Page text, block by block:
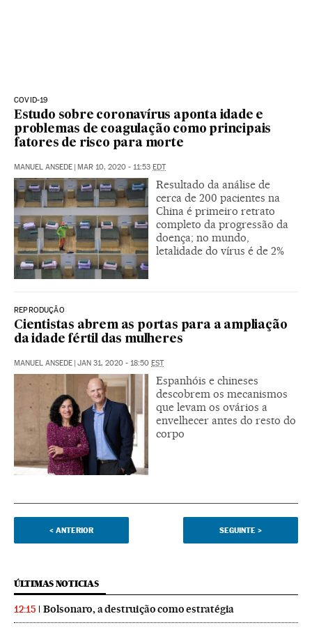
COVID-19
Estudo sobre coronavírus aponta idade e
problemas de coagulação como principais
fatores de risco para morte
MANUEL ANSEDE MAR 10, 2020 - 11:53 EDT
Resultado da análise de
cerca de 200 pacientes na
China é primeiro retrato
completo da progressão da
doença; no mundo,
letalidade do vírus é de 2%
REPRODUÇÃO
Cientistas abrem as portas para a ampliação
da idade fértil das mulheres
MANUEL ANSEDE JAN 31, 2020 - 18:50 EST
Espanhóis e chineses
descobrem os mecanismos
que levam os ovários a
envelhecer antes do resto do
corpo
< ANTERIOR SEGUINTE >
ÚLTIMAS NOTICIAS
12:15 Bolsonaro, a destruição como estratégia